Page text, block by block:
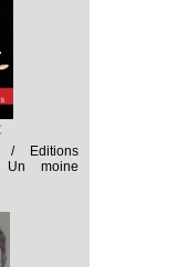
/ Editions
Un moine